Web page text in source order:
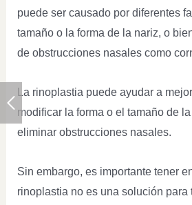
puede ser causado por diferentes
tamaño o la forma de la nariz, o
de obstrucciones nasales como
La rinoplastia puede ayudar a
modificar la forma o el tamaño de
eliminar obstrucciones nasales.
Sin embargo, es importante tener
rinoplastia no es una solución para